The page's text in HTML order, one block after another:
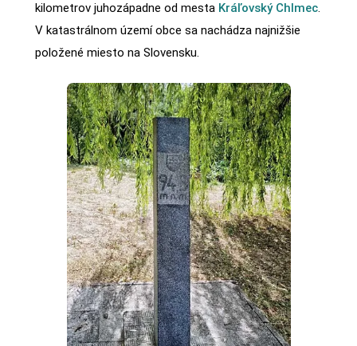
kilometrov juhozápadne od mesta Kráľovský Chlmec.
V katastrálnom území obce sa nachádza najnižšie
položené miesto na Slovensku.